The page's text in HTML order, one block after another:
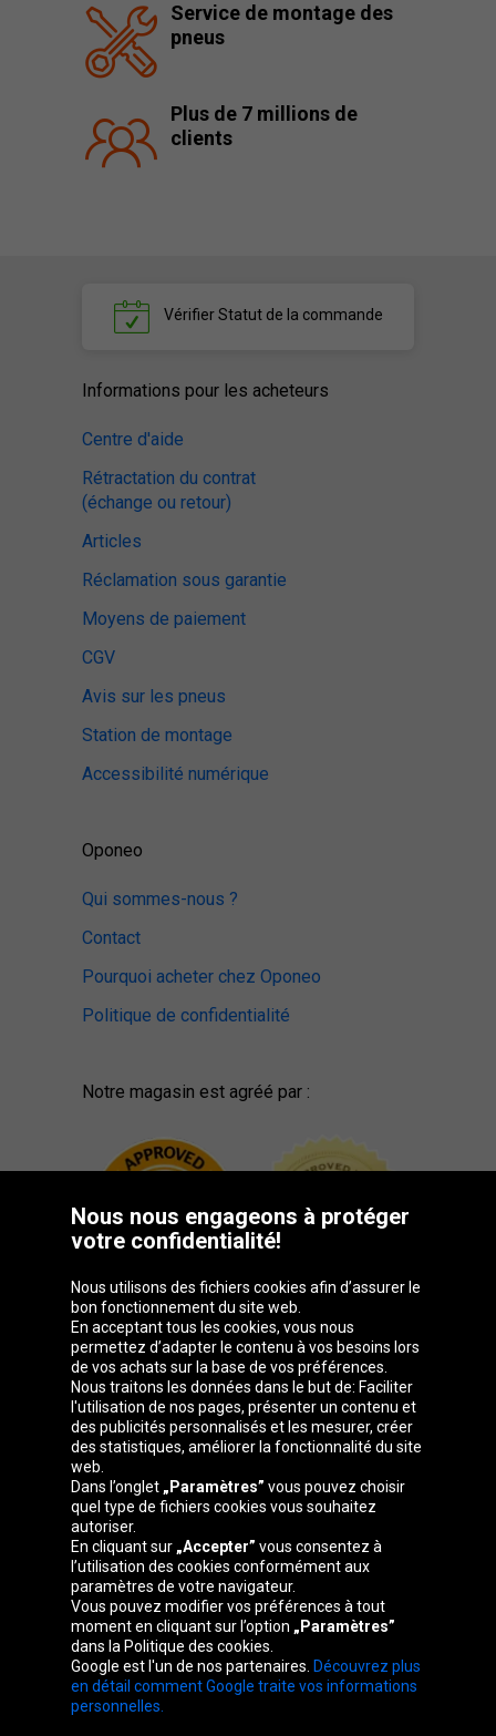
Service de montage des
pneus
Plus de 7 millions de
clients
VérifierStatut de la commande
Informations pour les acheteurs
Centre d'aide
Rétractation du contrat
(échange ou retour)
Articles
Réclamation sous garantie
Moyens de paiement
CGV
Avis sur les pneus
Station de montage
Accessibilité numérique
Oponeo
Qui sommes-nous ?
Contact
Pourquoi acheter chez Oponeo
Politique de confidentialité
Notre magasin est agréé par :
Groupe Oponeo
Česká
republika
Deutschland Éire España
France Italia Magyarország Nederland
Österreich Polska
Slovenská
republika
United
Kingdom
Nous nous engageons à protéger
votre confidentialité!
Nous utilisons des fichiers cookies afin d’assurer le
bon fonctionnement du site web.
En acceptant tous les cookies, vous nous
permettez d’adapter le contenu à vos besoins lors
de vos achats sur la base de vos préférences.
Nous traitons les données dans le but de: Faciliter
l'utilisation de nos pages, présenter un contenu et
des publicités personnalisés et les mesurer, créer
des statistiques, améliorer la fonctionnalité du site
web.
Dans l’onglet „Paramètres” vous pouvez choisir
quel type de fichiers cookies vous souhaitez
autoriser.
En cliquant sur „Accepter” vous consentez à
l’utilisation des cookies conformément aux
paramètres de votre navigateur.
Vous pouvez modifier vos préférences à tout
moment en cliquant sur l’option „Paramètres”
dans la Politique des cookies.
Google est l'un de nos partenaires. Découvrez plus
en détail comment Google traite vos informations
personnelles.